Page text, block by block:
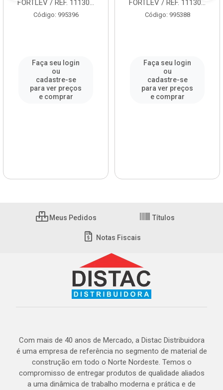
FORTLEV / REF. 11130...
Código: 995396
Faça seu login
ou
cadastre-se
para ver preços
e comprar
FORTLEV / REF. 11130...
Código: 995388
Faça seu login
ou
cadastre-se
para ver preços
e comprar
Meus Pedidos Títulos
Notas Fiscais
Com mais de 40 anos de Mercado, a Distac Distribuidora
é uma empresa de referência no segmento de material de
construção em todo o Norte Nordeste. Temos o
compromisso de entregar produtos de qualidade aliados
a uma dinâmica de trabalho moderna e prática e de